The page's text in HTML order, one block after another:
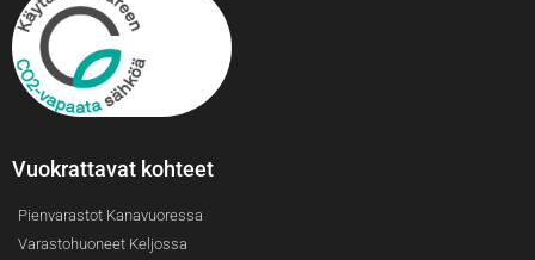
Vuokrattavat kohteet
Pienvarastot Kanavuoressa
Varastohuoneet Keljossa